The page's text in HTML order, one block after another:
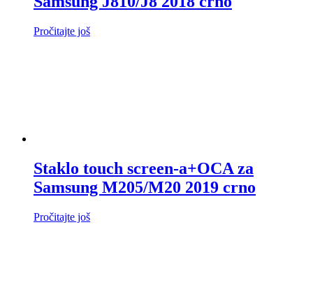
Pročitajte još
Staklo touch screen-a+OCA za
Samsung M205/M20 2019 crno
Pročitajte još